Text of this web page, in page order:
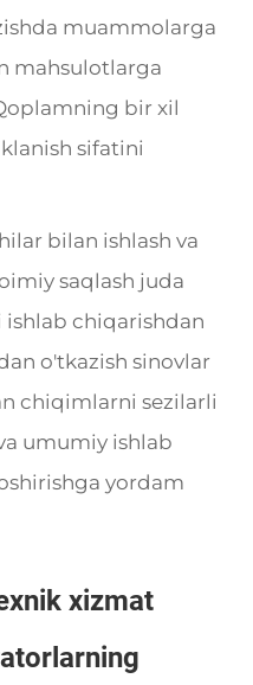
muammolarga
mahsulotlarga
bir xil
sifatini
bilan ishlash va
saqlash juda
chiqarishdan
o'tkazish sinovlar
chiqimlarni sezilarli
umumiy ishlab
yordam
xizmat